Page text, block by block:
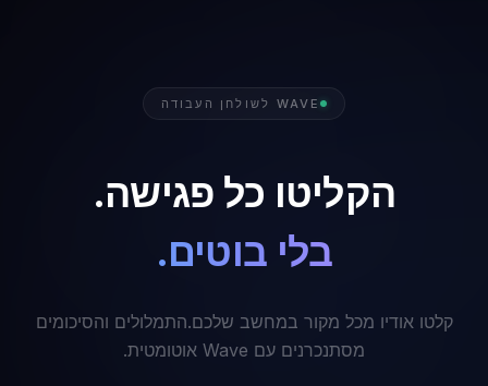
WAVE לשולחן העבודה
הקליטו כל פגישה.
בלי בוטים.
קלטו אודיו מכל מקור במחשב שלכם.התמלולים והסיכומים
מסתנכרנים עם Wave אוטומטית.